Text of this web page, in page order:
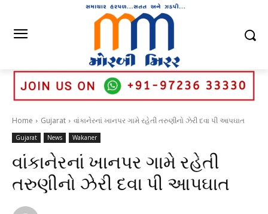
Home Gujarat વાંકાનેરનાં ખાનપર ગામે રહેતી તરુણીનો ઝેરી દવા પી આપઘાત
Gujarat News Wakaner
વાંકાનેરનાં ખાનપર ગામે રહેતી
તરુણીનો ઝેરી દવા પી આપઘાત